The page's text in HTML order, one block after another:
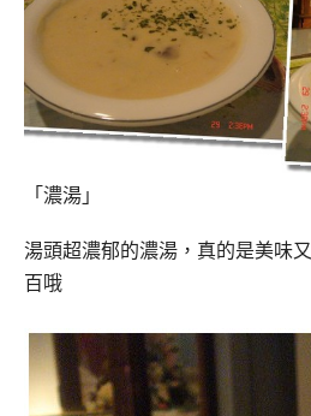
「濃湯」
湯頭超濃郁的濃湯，真的是美味
百哦